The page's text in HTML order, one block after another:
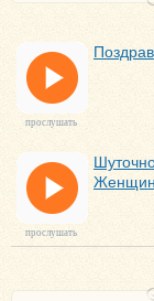
прослушать
прослушать